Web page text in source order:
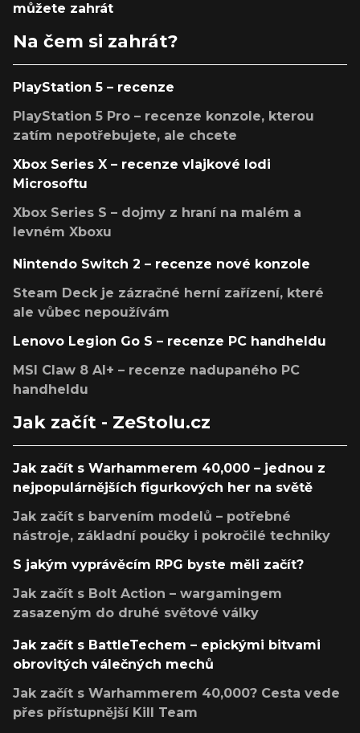
můžete zahrát
Na čem si zahrát?
PlayStation 5 – recenze
PlayStation 5 Pro – recenze konzole, kterou
zatím nepotřebujete, ale chcete
Xbox Series X – recenze vlajkové lodi
Microsoftu
Xbox Series S – dojmy z hraní na malém a
levném Xboxu
Nintendo Switch 2 – recenze nové konzole
Steam Deck je zázračné herní zařízení, které
ale vůbec nepoužívám
Lenovo Legion Go S – recenze PC handheldu
MSI Claw 8 AI+ – recenze nadupaného PC
handheldu
Jak začít - ZeStolu.cz
Jak začít s Warhammerem 40,000 – jednou z
nejpopulárnějších figurkových her na světě
Jak začít s barvením modelů – potřebné
nástroje, základní poučky i pokročilé techniky
S jakým vyprávěcím RPG byste měli začít?
Jak začít s Bolt Action – wargamingem
zasazeným do druhé světové války
Jak začít s BattleTechem – epickými bitvami
obrovitých válečných mechů
Jak začít s Warhammerem 40,000? Cesta vede
přes přístupnější Kill Team